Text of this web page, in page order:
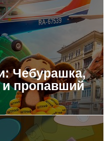
Чебурашка,
пропавший